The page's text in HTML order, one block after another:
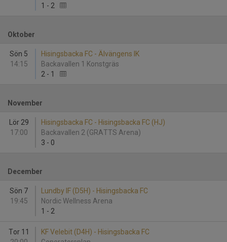
1 - 2
Oktober
Sön 5
14:15
Hisingsbacka FC - Älvängens IK
Backavallen 1 Konstgräs
2 - 1
November
Lör 29
17:00
Hisingsbacka FC - Hisingsbacka FC (HJ)
Backavallen 2 (GRATTS Arena)
3 - 0
December
Sön 7
19:45
Lundby IF (D5H) - Hisingsbacka FC
Nordic Wellness Arena
1 - 2
Tor 11
KF Velebit (D4H) - Hisingsbacka FC